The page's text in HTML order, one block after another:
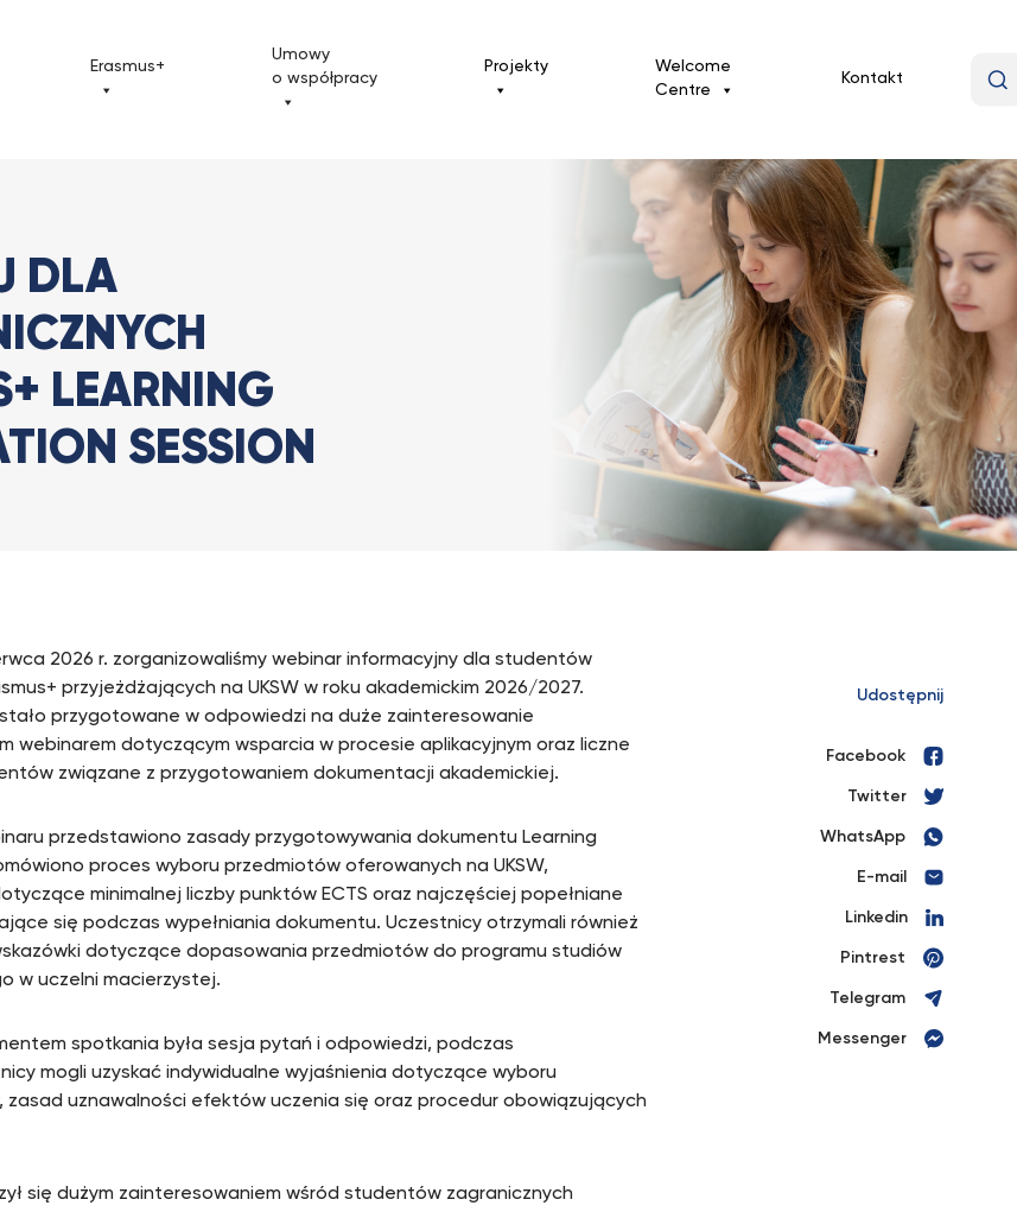
Erasmus+
Umowy
o współpracy
Projekty
Welcome
Centre
Kontakt
DLA
LEARNING
SESSION
2026 r. zorganizowaliśmy webinar informacyjny dla studentów
przyjeżdżających na UKSW w roku akademickim 2026/2027.
przygotowane w odpowiedzi na duże zainteresowanie
webinarem dotyczącym wsparcia w procesie aplikacyjnym oraz liczne
związane z przygotowaniem dokumentacji akademickiej.
przedstawiono zasady przygotowywania dokumentu Learning
proces wyboru przedmiotów oferowanych na UKSW,
minimalnej liczby punktów ECTS oraz najczęściej popełniane
się podczas wypełniania dokumentu. Uczestnicy otrzymali również
dotyczące dopasowania przedmiotów do programu studiów
w uczelni macierzystej.
spotkania była sesja pytań i odpowiedzi, podczas
mogli uzyskać indywidualne wyjaśnienia dotyczące wyboru
zasad uznawalności efektów uczenia się oraz procedur obowiązujących
się dużym zainteresowaniem wśród studentów zagranicznych
Udostępnij
Facebook
Twitter
WhatsApp
E-mail
Linkedin
Pintrest
Telegram
Messenger